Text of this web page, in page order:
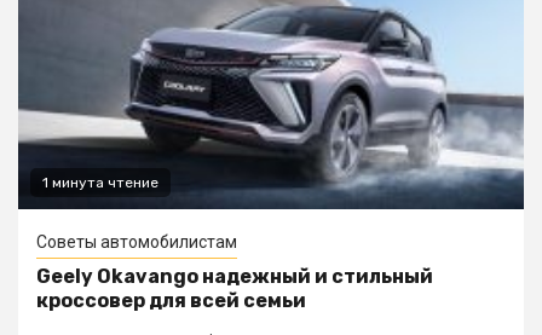
1 минута чтение
Советы автомобилистам
Geely Okavango надежный и стильный
кроссовер для всей семьи